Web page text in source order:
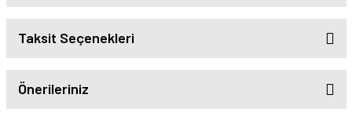
Taksit Seçenekleri
Önerileriniz